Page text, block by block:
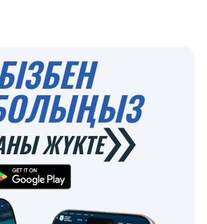
ЖҮКТЕ